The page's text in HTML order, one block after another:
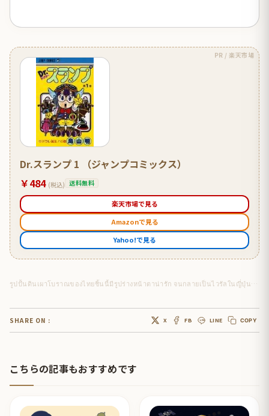
PR / 楽天市場
Dr.スランプ 1 （ジャンプコミックス）
￥484 (税込) 送料無料
楽天市場で見る
Amazonで見る
Yahoo!で見る
รูปปั้นดินเผาโบราณของไทยชิ้นนี้มีรูปร่างหน้าตาน่ารัก จนกลายเป็นไวรัลในญี่ปุ่นและชาติอื่นๆ
SHARE ON : X FB LINE COPY
こちらの記事もおすすめです